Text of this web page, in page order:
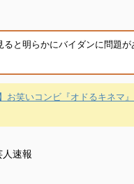
ると明らかにバイダンに問題が
お笑いコンビ『オドるキネマ』
速報